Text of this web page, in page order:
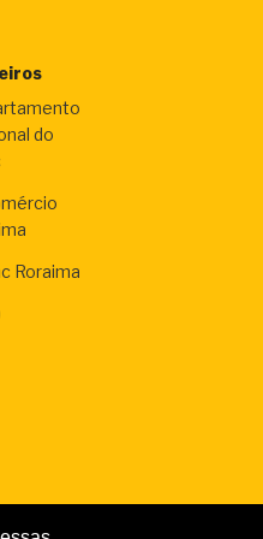
do
Roraima